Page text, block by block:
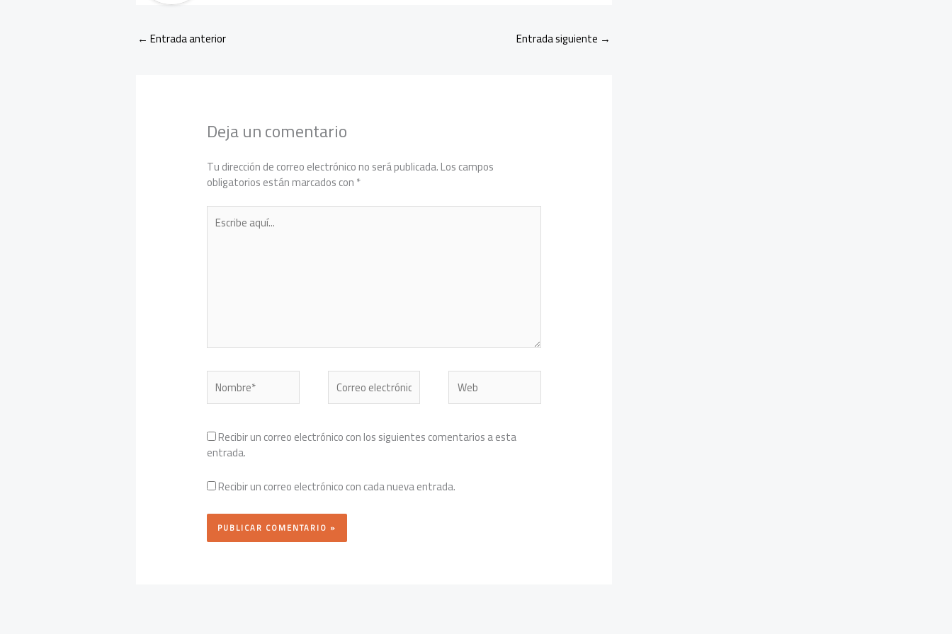
← Entrada anterior Entrada siguiente →
Deja un comentario
Tu dirección de correo electrónico no será publicada.Los campos
obligatorios están marcados con*
Escribe
aquí...
Nombre* Correo
electrónico*
Web
Recibir un correo electrónico con los siguientes comentarios a esta
entrada.
Recibir un correo electrónico con cada nueva entrada.